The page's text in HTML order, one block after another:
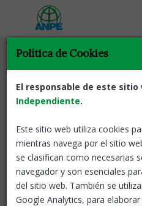
Resultat de la
Tornar
Nomenaments
cos d'inspectors
Política de Cookies
El responsable de este sitio
Independiente.
Este sitio web utiliza cookies
mientras navega por el sitio
se clasifican como necesarias
navegador y son esenciales
del sitio web. También se
Google Analytics, para